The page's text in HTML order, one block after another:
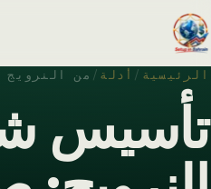
الرئيسية / أدلة / من النرويج
تأسيس